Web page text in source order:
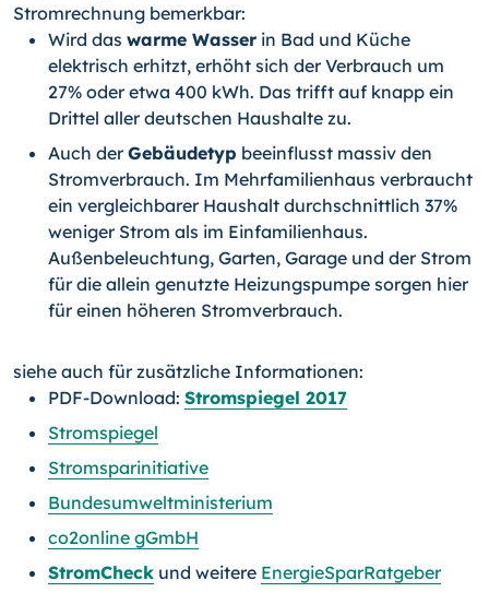
Stromrechnung bemerkbar:
Wird das warme Wasser in Bad und Küche
elektrisch erhitzt, erhöht sich der Verbrauch um
27% oder etwa 400 kWh. Das trifft auf knapp ein
Drittel aller deutschen Haushalte zu.
Auch derGebäudetyp beeinflusst massiv den
Stromverbrauch. Im Mehrfamilienhaus verbraucht
ein vergleichbarer Haushalt durchschnittlich 37%
weniger Strom als im Einfamilienhaus.
Außenbeleuchtung, Garten, Garage und der Strom
für die allein genutzte Heizungspumpe sorgen hier
für einen höheren Stromverbrauch.
siehe auch für zusätzliche Informationen:
PDF-Download: Stromspiegel 2017
Stromspiegel
Stromsparinitiative
Bundesumweltministerium
co2online gGmbH
StromCheck und weitere EnergieSparRatgeber